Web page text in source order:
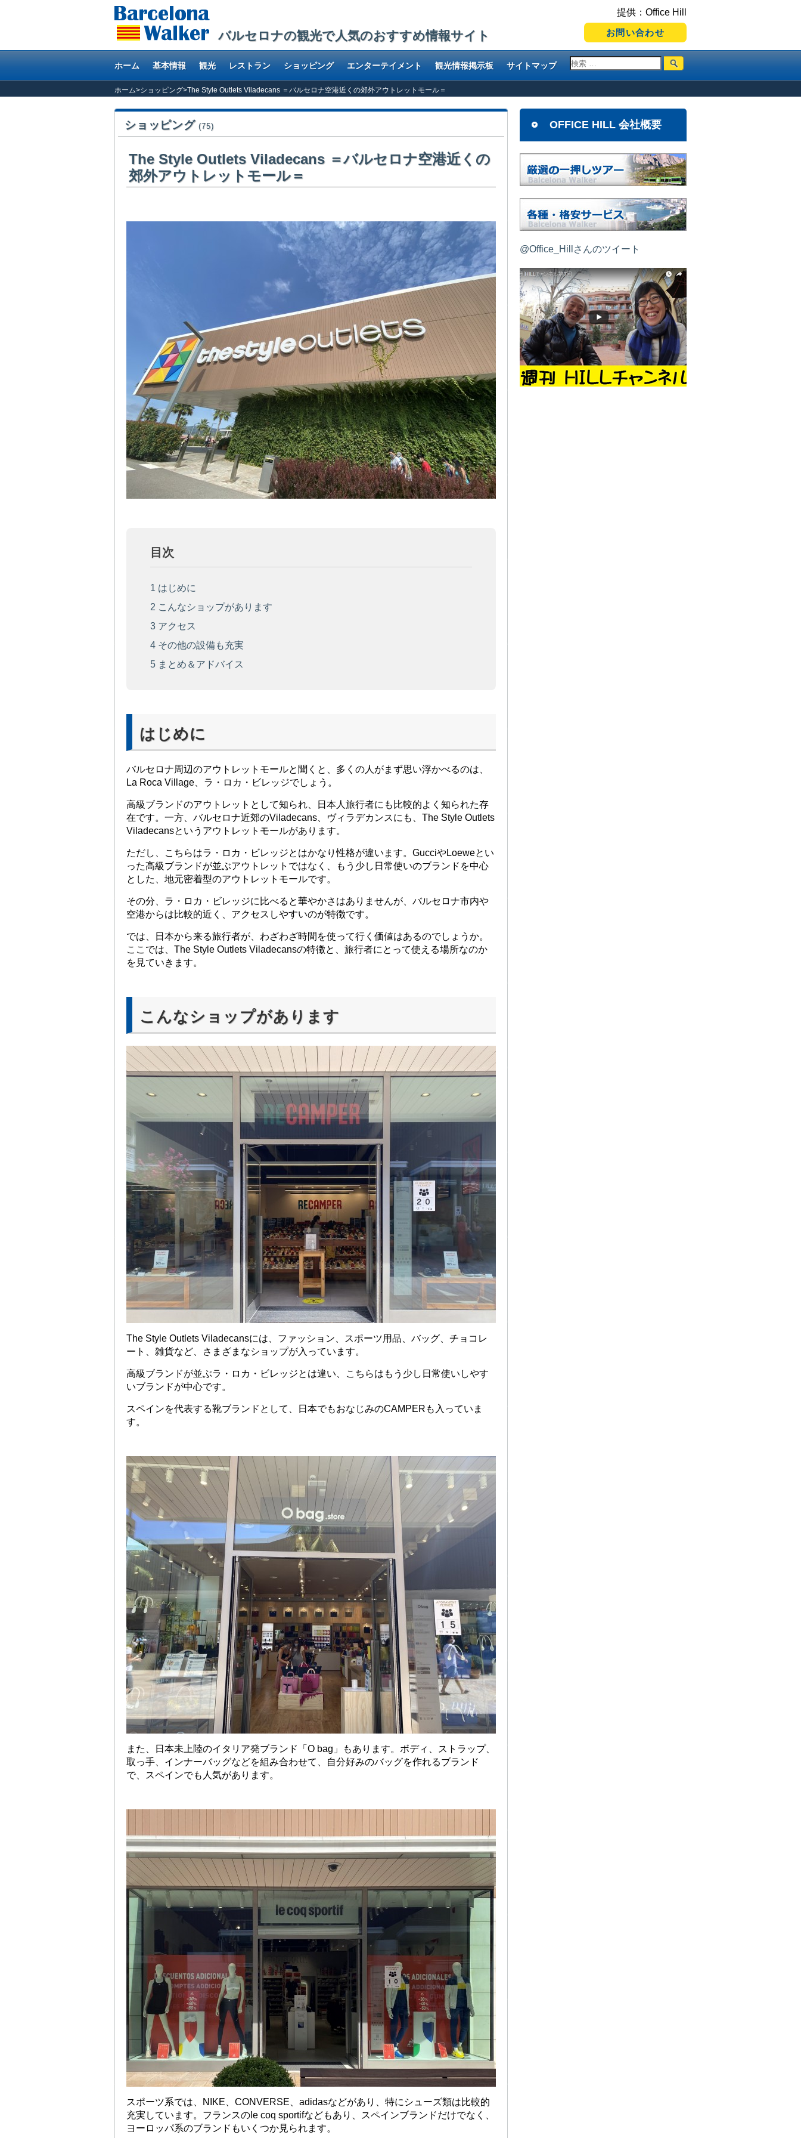
バルセロナの観光で人気のおすすめ情報サイト
提供：Office Hill
お問い合わせ
ホーム 基本情報 観光 レストラン ショッピング エンターテイメント 観光情報掲示板 サイトマップ
ホーム>ショッピング>The Style Outlets Viladecans ＝バルセロナ空港近くの郊外アウトレットモール＝
ショッピング(75)
The Style Outlets Viladecans ＝バルセロナ空港近くの
郊外アウトレットモール＝
目次
1 はじめに
2 こんなショップがあります
3 アクセス
4 その他の設備も充実
5 まとめ＆アドバイス
はじめに
バルセロナ周辺のアウトレットモールと聞くと、多くの人がまず思い浮かべるのは、
La Roca Village、ラ・ロカ・ビレッジでしょう。
高級ブランドのアウトレットとして知られ、日本人旅行者にも比較的よく知られた存
在です。一方、バルセロナ近郊のViladecans、ヴィラデカンスにも、The Style Outlets
Viladecansというアウトレットモールがあります。
ただし、こちらはラ・ロカ・ビレッジとはかなり性格が違います。GucciやLoeweとい
った高級ブランドが並ぶアウトレットではなく、もう少し日常使いのブランドを中心
とした、地元密着型のアウトレットモールです。
その分、ラ・ロカ・ビレッジに比べると華やかさはありませんが、バルセロナ市内や
空港からは比較的近く、アクセスしやすいのが特徴です。
では、日本から来る旅行者が、わざわざ時間を使って行く価値はあるのでしょうか。
ここでは、The Style Outlets Viladecansの特徴と、旅行者にとって使える場所なのか
を見ていきます。
こんなショップがあります
The Style Outlets Viladecansには、ファッション、スポーツ用品、バッグ、チョコレ
ート、雑貨など、さまざまなショップが入っています。
高級ブランドが並ぶラ・ロカ・ビレッジとは違い、こちらはもう少し日常使いしやす
いブランドが中心です。
スペインを代表する靴ブランドとして、日本でもおなじみのCAMPERも入っていま
す。
また、日本未上陸のイタリア発ブランド「O bag」もあります。ボディ、ストラップ、
取っ手、インナーバッグなどを組み合わせて、自分好みのバッグを作れるブランド
で、スペインでも人気があります。
スポーツ系では、NIKE、CONVERSE、adidasなどがあり、特にシューズ類は比較的
充実しています。フランスのle coq sportifなどもあり、スペインブランドだけでなく、
ヨーロッパ系のブランドもいくつか見られます。
OFFICE HILL 会社概要
@Office_Hillさんのツイート